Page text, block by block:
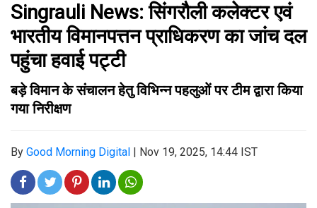
Singrauli News: सिंगरौली कलेक्टर एवं
भारतीय विमानपत्तन प्राधिकरण का जांच दल
पहुंचा हवाई पट्टी
बड़े विमान के संचालन हेतु विभिन्न पहलुओं पर टीम द्वारा किया
गया निरीक्षण
By Good Morning Digital | Nov 19, 2025, 14:44 IST